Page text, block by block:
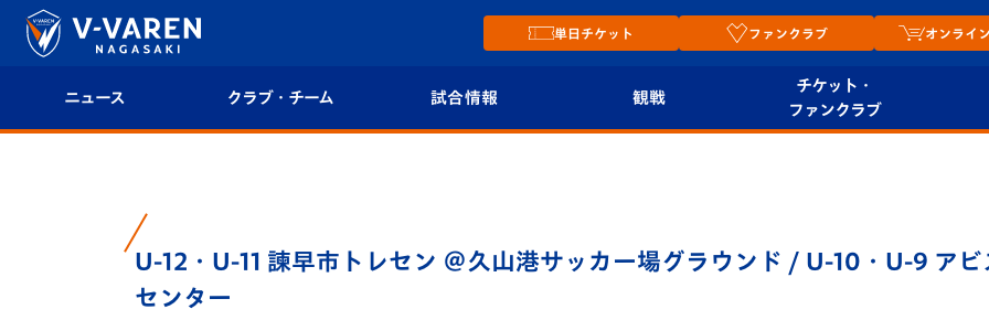
単日チケット ファンクラブ オンライン
ニュース クラブ・チーム
クラブ概要
試合情報
順位表
観戦
チケット・
ファンクラブ
プレイヤーズスイート
U-12・U-11 諫早市トレセン ＠久山港サッカー場グラウンド / U-10・U-9 ア
センター